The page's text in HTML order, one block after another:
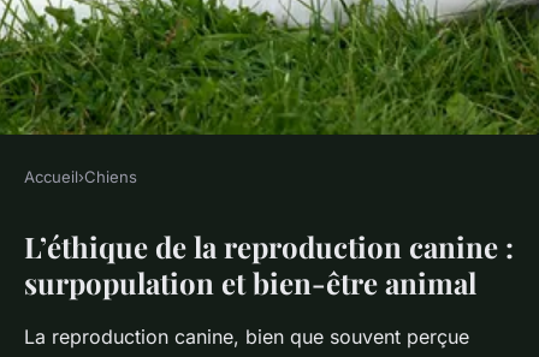
L'éthique de la reproduction
canine : surpopulation et
bien-être animal
Accueil›Chiens
L’éthique de la reproduction canine :
surpopulation et bien-être animal
La reproduction canine, bien que souvent perçue